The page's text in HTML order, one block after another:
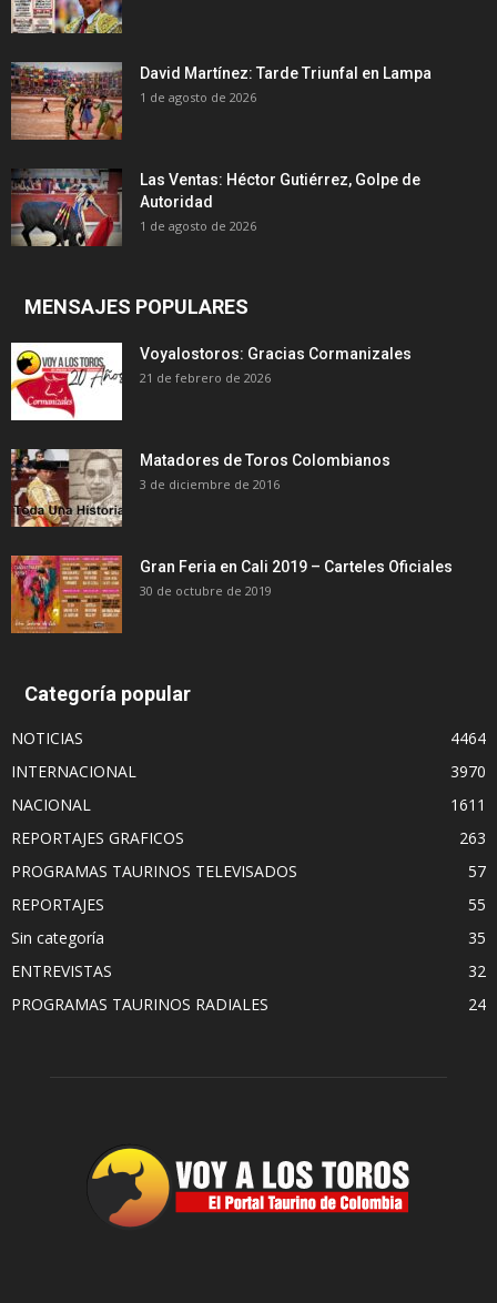
David Martínez: Tarde Triunfal en Lampa
1 de agosto de 2026
Las Ventas: Héctor Gutiérrez, Golpe de
Autoridad
1 de agosto de 2026
MENSAJES POPULARES
Voyalostoros: Gracias Cormanizales
21 de febrero de 2026
Matadores de Toros Colombianos
3 de diciembre de 2016
Gran Feria en Cali 2019 – Carteles Oficiales
30 de octubre de 2019
Categoría popular
NOTICIAS
4464
INTERNACIONAL
3970
NACIONAL
1611
REPORTAJES GRAFICOS
263
PROGRAMAS TAURINOS TELEVISADOS
57
REPORTAJES
55
Sin categoría
35
ENTREVISTAS
32
PROGRAMAS TAURINOS RADIALES
24